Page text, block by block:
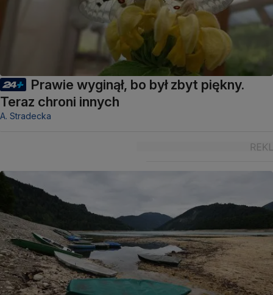
Prawie wyginął, bo był zbyt piękny.
Teraz chroni innych
A. Stradecka